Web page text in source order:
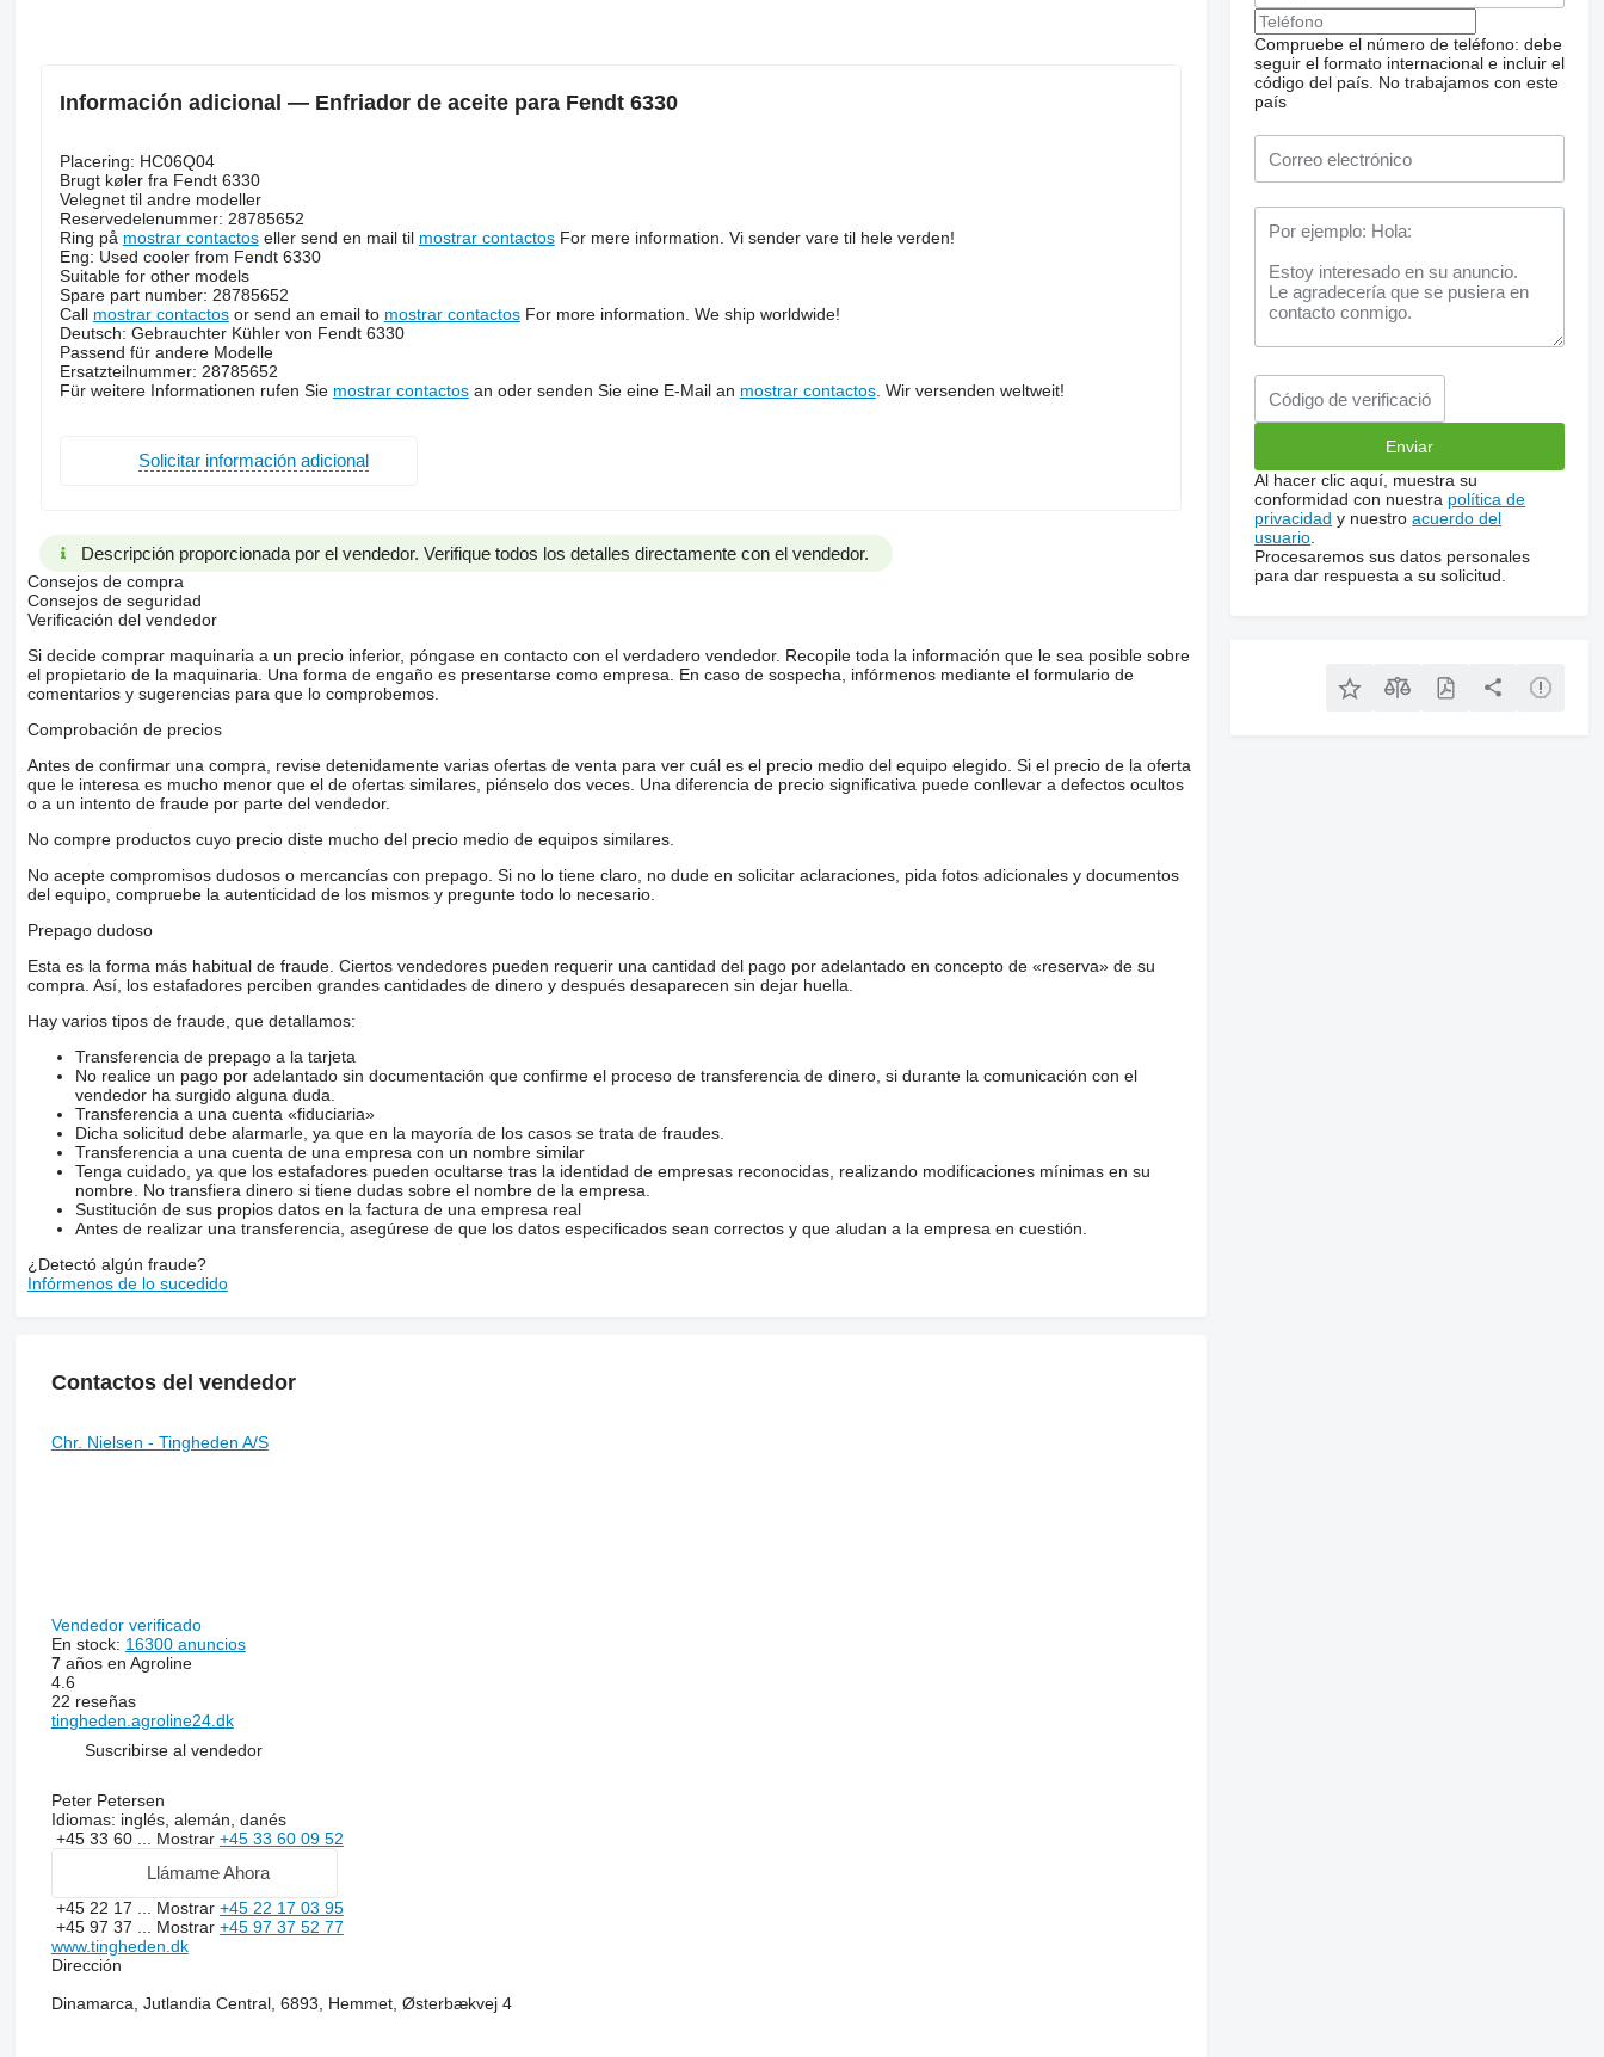
Información adicional — Enfriador de aceite para Fendt 6330
Placering: HC06Q04
Brugt køler fra Fendt 6330
Velegnet til andre modeller
Reservedelenummer: 28785652
Ring på mostrar contactoseller send en mail til mostrar contactosFor mere information. Vi sender vare til hele verden!
Eng: Used cooler from Fendt 6330
Suitable for other models
Spare part number: 28785652
Call mostrar contactosor send an email to mostrar contactosFor more information. We ship worldwide!
Deutsch: Gebrauchter Kühler von Fendt 6330
Passend für andere Modelle
Ersatzteilnummer: 28785652
Für weitere Informationen rufen Sie mostrar contactosan oder senden Sie eine E-Mail an mostrar contactos. Wir versenden weltweit!
Solicitar información adicional
Descripción proporcionada por el vendedor. Verifique todos los detalles directamente con el vendedor.
Consejos de compra
Consejos de seguridad
Verificación del vendedor
Si decide comprar maquinaria a un precio inferior, póngase en contacto con el verdadero vendedor. Recopile toda la información que le sea posible sobre
el propietario de la maquinaria. Una forma de engaño es presentarse como empresa. En caso de sospecha, infórmenos mediante el formulario de
comentarios y sugerencias para que lo comprobemos.
Comprobación de precios
Antes de confirmar una compra, revise detenidamente varias ofertas de venta para ver cuál es el precio medio del equipo elegido. Si el precio de la oferta
que le interesa es mucho menor que el de ofertas similares, piénselo dos veces. Una diferencia de precio significativa puede conllevar a defectos ocultos
o a un intento de fraude por parte del vendedor.
No compre productos cuyo precio diste mucho del precio medio de equipos similares.
No acepte compromisos dudosos o mercancías con prepago. Si no lo tiene claro, no dude en solicitar aclaraciones, pida fotos adicionales y documentos
del equipo, compruebe la autenticidad de los mismos y pregunte todo lo necesario.
Prepago dudoso
Esta es la forma más habitual de fraude. Ciertos vendedores pueden requerir una cantidad del pago por adelantado en concepto de «reserva» de su
compra. Así, los estafadores perciben grandes cantidades de dinero y después desaparecen sin dejar huella.
Hay varios tipos de fraude, que detallamos:
Transferencia de prepago a la tarjeta
No realice un pago por adelantado sin documentación que confirme el proceso de transferencia de dinero, si durante la comunicación con el
vendedor ha surgido alguna duda.
Transferencia a una cuenta «fiduciaria»
Dicha solicitud debe alarmarle, ya que en la mayoría de los casos se trata de fraudes.
Transferencia a una cuenta de una empresa con un nombre similar
Tenga cuidado, ya que los estafadores pueden ocultarse tras la identidad de empresas reconocidas, realizando modificaciones mínimas en su
nombre. No transfiera dinero si tiene dudas sobre el nombre de la empresa.
Sustitución de sus propios datos en la factura de una empresa real
Antes de realizar una transferencia, asegúrese de que los datos especificados sean correctos y que aludan a la empresa en cuestión.
¿Detectó algún fraude?
Infórmenos de lo sucedido
Contactos del vendedor
Chr. Nielsen - Tingheden A/S
Vendedor verificado
En stock: 16300 anuncios
7años en Agroline
4.6
22 reseñas
tingheden.agroline24.dk
Suscribirse al vendedor
Peter Petersen
Idiomas: inglés, alemán, danés
+45 33 60 ... Mostrar +45 33 60 09 52
Llámame Ahora
+45 22 17 ... Mostrar +45 22 17 03 95
+45 97 37 ... Mostrar +45 97 37 52 77
www.tingheden.dk
Dirección
Dinamarca, Jutlandia Central, 6893, Hemmet, Østerbækvej 4
Compruebe el número de teléfono: debe
seguir el formato internacional e incluir el
código del país. No trabajamos con este
país
Al hacer clic aquí, muestra su
conformidad con nuestra política de
privacidad y nuestroacuerdo del
usuario
Procesaremos sus datos personales
para dar respuesta a su solicitud.